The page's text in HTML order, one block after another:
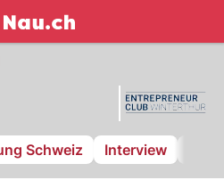
NAU.ch
Schweiz Interview